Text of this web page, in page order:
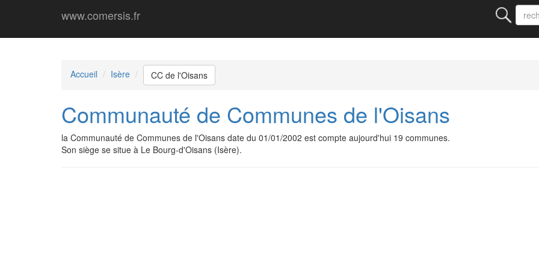
www.comersis.fr
Accueil Isère CC de l'Oisans
Communauté de Communes de l'Oisans
la Communauté de Communes de l'Oisans date du 01/01/2002 est compte aujourd'hui 19 communes.
Son siège se situe à Le Bourg-d'Oisans (Isère).